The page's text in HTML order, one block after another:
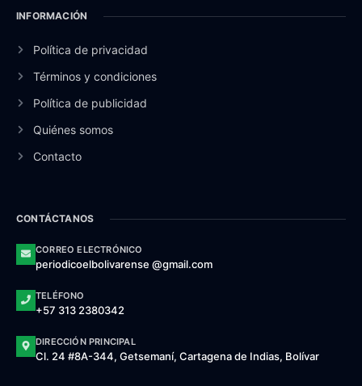
INFORMACIÓN
Política de privacidad
Términos y condiciones
Política de publicidad
Quiénes somos
Contacto
CONTÁCTANOS
CORREO ELECTRÓNICO
periodicoelbolivarense @gmail.com
TELÉFONO
+57 313 2380342
DIRECCIÓN PRINCIPAL
Cl. 24 #8A-344, Getsemaní, Cartagena de Indias, Bolívar